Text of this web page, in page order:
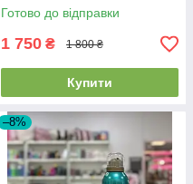
Готово до відправки
1 750 ₴ 1 800 ₴
Купити
–8%